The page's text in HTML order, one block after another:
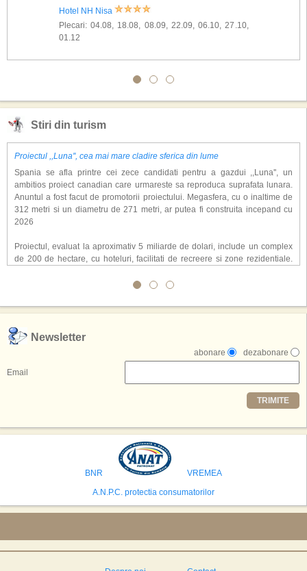
Hotel NH Nisa
Plecari: 04.08, 18.08, 08.09, 22.09, 06.10, 27.10,
01.12
Stiri din turism
Proiectul ,,Luna'', cea mai mare cladire sferica din lume
Spania se afla printre cei zece candidati pentru a gazdui ,,Luna'', un
ambitios proiect canadian care urmareste sa reproduca suprafata lunara.
Anuntul a fost facut de promotorii proiectului. Megasfera, cu o inaltime de
312 metri si un diametru de 271 metri, ar putea fi construita incepand cu
2026
Proiectul, evaluat la aproximativ 5 miliarde de dolari, include un complex
de 200 de hectare, cu hoteluri, facilitati de recreere si zone rezidentiale.
atragerea a pana la 10 milioane de turisti anual. �Luna� ar putea deveni
exclusiv simularea suprafetei lunare.
,,Credem ca exista sanse mari sa anuntam nu doar o locatie, ci poate mai
multe'', a declarat Michael R. Henderson, cofondator al Moon World
Resorts, citat de Gulf News. Potrivit acestuia, 2026 ar putea deveni un an
decisiv pentru reali zarea proiectului.
Printre celelalte tari care concureaza pentru a gazdui aceasta constructie
se numara Australia, Brazilia, China, Egipt, India, Polonia, Thailanda,
avea cele mai mari sanse de a castiga licitatia. Totusi, Spania, care se
preconizeaza ca va deveni a doua cea mai vizitata tara din lume in 2025,
isi bazeaza oferta pe infrastructura turistica solida si capacitatea hoteliera."
Newsletter
dezabonare
abonare
Email
TRIMITE
BNR
VREMEA
A.N.P.C. protectia consumatorilor